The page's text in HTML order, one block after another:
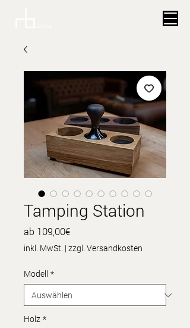
Tamping Station
ab 109,00€Sale-
Preis
inkl. MwSt. | zzgl. Versandkosten
Modell *
Holz *